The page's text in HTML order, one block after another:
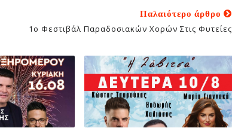
Παλαιότερο άρθρο
1o Φεστιβάλ Παραδοσιακών Χορών Στις Φυτείες